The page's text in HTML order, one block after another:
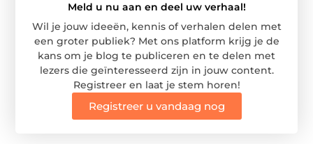
Meld u nu aan en deel uw verhaal!
Wil je jouw ideeën, kennis of verhalen delen met
een groter publiek? Met ons platform krijg je de
kans om je blog te publiceren en te delen met
lezers die geïnteresseerd zijn in jouw content.
Registreer en laat je stem horen!
Registreer u vandaag nog